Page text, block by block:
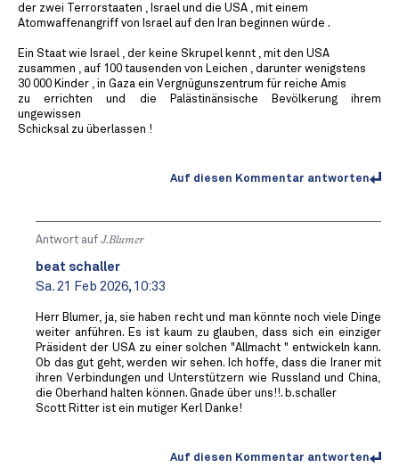
der zwei Terrorstaaten , Israel und die USA , mit einem
Atomwaffenangriff von Israel auf den Iran beginnen würde .
Ein Staat wie Israel , der keine Skrupel kennt , mit den USA
zusammen , auf 100 tausenden von Leichen , darunter wenigstens
30 000 Kinder , in Gaza ein Vergnügunszentrum für reiche Amis
zu errichten und die Palästinänsische Bevölkerung ihrem
ungewissen
Schicksal zu überlassen !
Auf diesen Kommentar antworten
Antwort auf J.Blumer
beat schaller
Sa. 21 Feb 2026, 10:33
Herr Blumer, ja, sie haben recht und man könnte noch viele Dinge
weiter anführen. Es ist kaum zu glauben, dass sich ein einziger
Präsident der USA zu einer solchen "Allmacht " entwickeln kann.
Ob das gut geht, werden wir sehen. Ich hoffe, dass die Iraner mit
ihren Verbindungen und Unterstützern wie Russland und China,
die Oberhand halten können. Gnade über uns!!. b.schaller
Scott Ritter ist ein mutiger Kerl Danke!
Auf diesen Kommentar antworten